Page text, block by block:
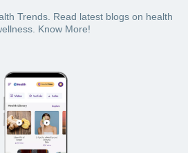
Trends. Read latest blogs on health
Know More!